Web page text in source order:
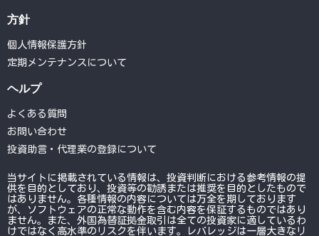
方針
個人情報保護方針
定期メンテナンスについて
ヘルプ
よくある質問
お問い合わせ
投資助言・代理業の登録について
当サイトに掲載されている情報は、投資判断における参考情報の提
供を目的としており、投資等の勧誘または推奨を目的としたもので
はありません。各種情報の内容については万全を期しております
が、ソフトウェアの正常な動作を含む内容を保証するものではあり
ません。また、外国為替証拠金取引は全ての投資家に適しているわ
けではなく高水準のリスクを伴います。レバレッジは一層大きなリ